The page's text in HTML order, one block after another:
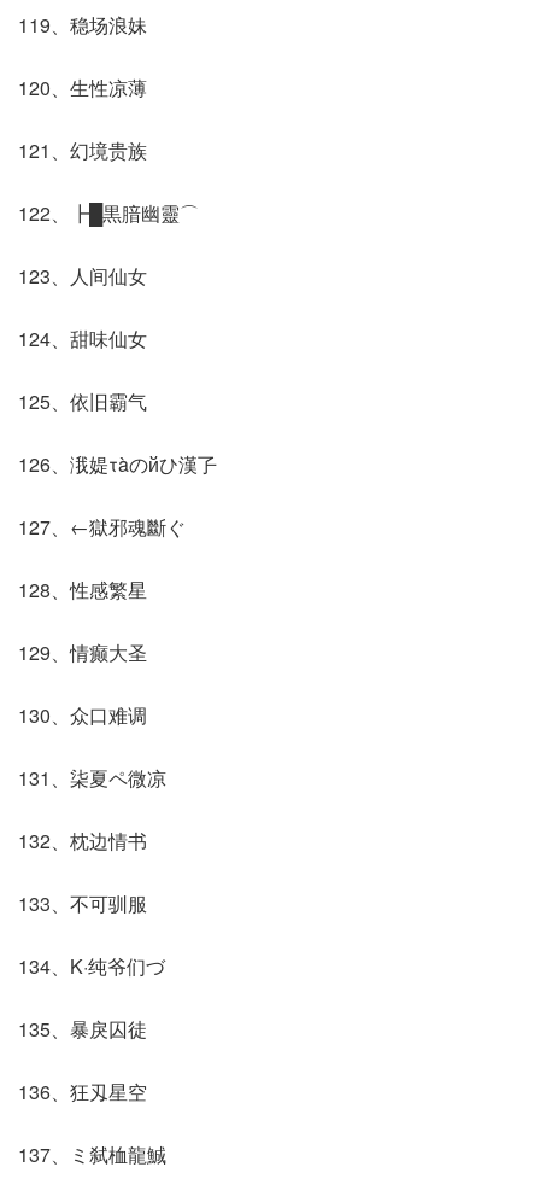
119、稳场浪妹
120、生性凉薄
121、幻境贵族
122、┣█黒腤幽靈⌒
123、人间仙女
124、甜味仙女
125、依旧霸气
126、涐媞τàのйひ漢孒
127、←獄邪魂斷ぐ
128、性感繁星
129、情癫大圣
130、众口难调
131、柒夏ペ微凉
132、枕边情书
133、不可驯服
134、K·纯爷们づ
135、暴戾囚徒
136、狂刄星空
137、ミ弑桖龍鯎